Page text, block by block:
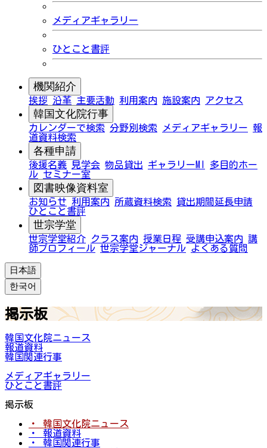
メディアギャラリー
ひとこと書評
機関紹介
挨拶 沿革 主要活動 利用案内 施設案内 アクセス
韓国文化院行事
カレンダーで検索 分野別検索 メディアギャラリー 報
道資料検索
各種申請
後援名義 見学会 物品貸出 ギャラリーMI
多目的ホー
ル セミナー室
図書映像資料室
お知らせ 利用案内 所蔵資料検索
貸出期間延長申請
ひとこと書評
世宗学堂
世宗学堂紹介 クラス案内 授業日程 受講申込案内 講
師プロフィール 世宗学堂ジャーナル よくある質問
日本語
한국어
掲示板
韓国文化院ニュース
報道資料
韓国関連行事
メディアギャラリー
ひとこと書評
掲示板
・ 韓国文化院ニュース
・ 報道資料
・ 韓国関連行事